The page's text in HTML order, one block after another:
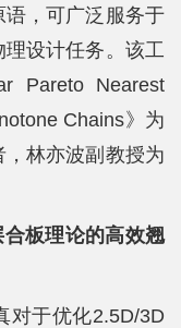
，可广泛服务于
设计任务。该工
Pareto Nearest
Chains》为
林亦波副教授为
板理论的高效翘
对于优化2.5D/3D